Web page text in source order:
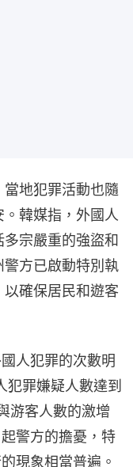
地犯罪活動也隨
韓媒指，外國人
宗嚴重的強盜和
方已啟動特別執
確保居民和遊客
人犯罪的次數明
罪嫌疑人數達到
游客人數的激增
警方的擔憂，特
現象相當普遍。